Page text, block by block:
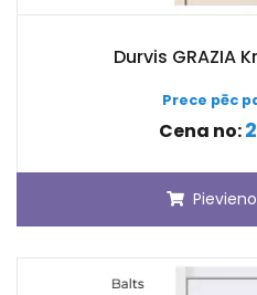
Durvis GRAZIA
Prece pēc
Cena no: